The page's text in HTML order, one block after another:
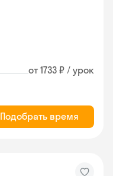
от 1733 ₽ / урок
Подобрать время